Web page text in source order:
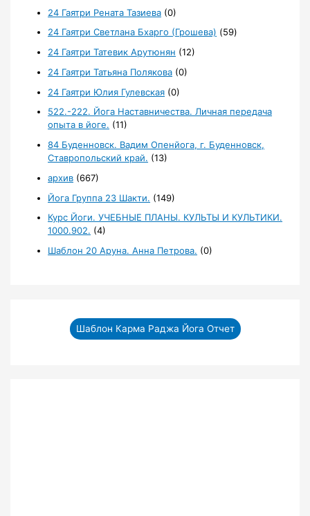
24 Гаятри Рената Тазиева (0)
24 Гаятри Светлана Бхарго (Грошева) (59)
24 Гаятри Татевик Арутюнян (12)
24 Гаятри Татьяна Полякова (0)
24 Гаятри Юлия Гулевская (0)
522.-222. Йога Наставничества. Личная передача
опыта в йоге. (11)
84 Буденновск. Вадим Опенйога, г. Буденновск,
Ставропольский край. (13)
архив (667)
Йога Группа 23 Шакти. (149)
Курс Йоги. УЧЕБНЫЕ ПЛАНЫ. КУЛЬТЫ И КУЛЬТИКИ.
1000.902. (4)
Шаблон 20 Аруна. Анна Петрова. (0)
Шаблон Карма Раджа Йога Отчет